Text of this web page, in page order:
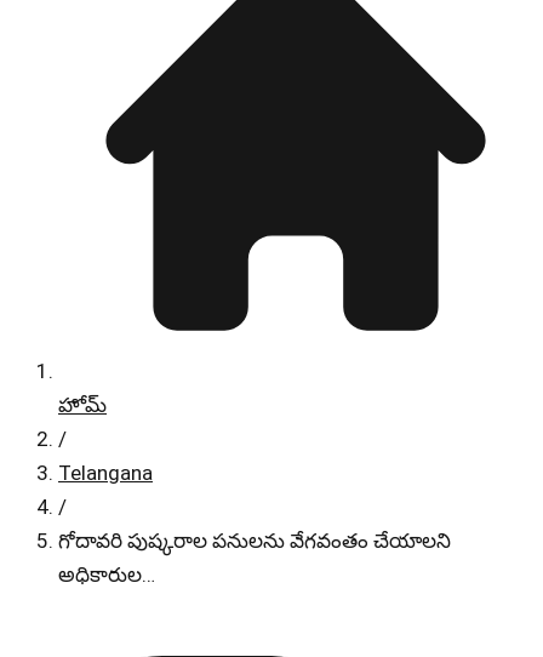
హోమ్
/
Telangana
/
గోదావరి పుష్కరాల పనులను వేగవంతం చేయాలని
అధికారుల…